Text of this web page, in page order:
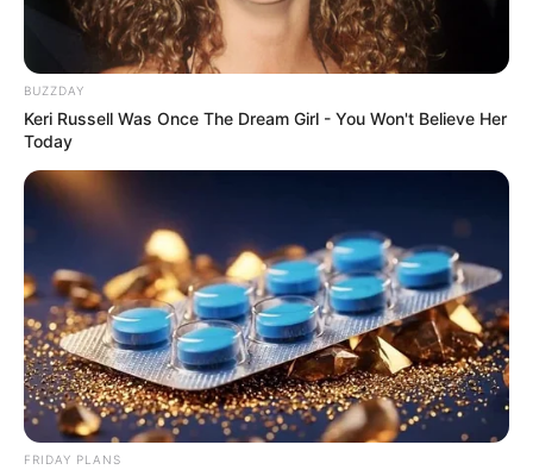
BUZZDAY
Keri Russell Was Once The Dream Girl - You Won't Believe Her
Today
FRIDAY PLANS